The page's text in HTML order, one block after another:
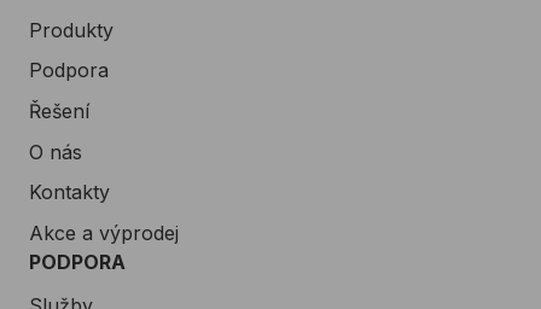
Produkty
Podpora
Řešení
O nás
Kontakty
Akce a výprodej
PODPORA